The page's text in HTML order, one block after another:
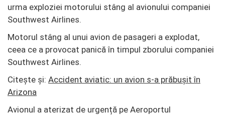
urma exploziei motorului stâng al avionului companiei
Southwest Airlines.
Motorul stâng al unui avion de pasageri a explodat,
ceea ce a provocat panică în timpul zborului companiei
Southwest Airlines.
Citește și: Accident aviatic: un avion s-a prăbușit în
Arizona
Avionul a aterizat de urgență pe Aeroportul